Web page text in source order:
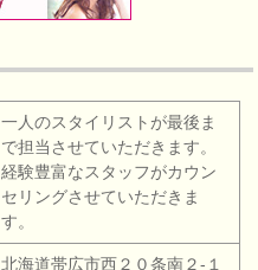
一人のスタイリストが最後ま
で担当させていただきます。
経験豊富なスタッフがカウン
セリングさせていただきま
す。
北海道帯広市西２０条南２‐１